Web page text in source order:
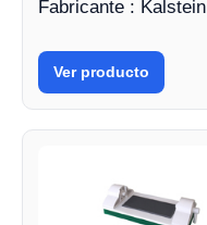
Fabricante : Kalstein
Ver producto